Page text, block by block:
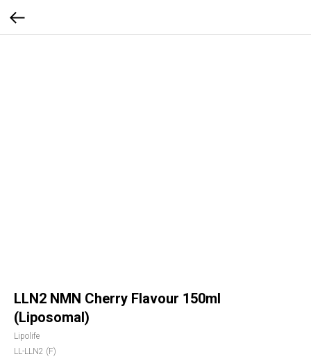
LLN2 NMN Cherry Flavour 150ml
(Liposomal)
Lipolife
LL-LLN2 (F)